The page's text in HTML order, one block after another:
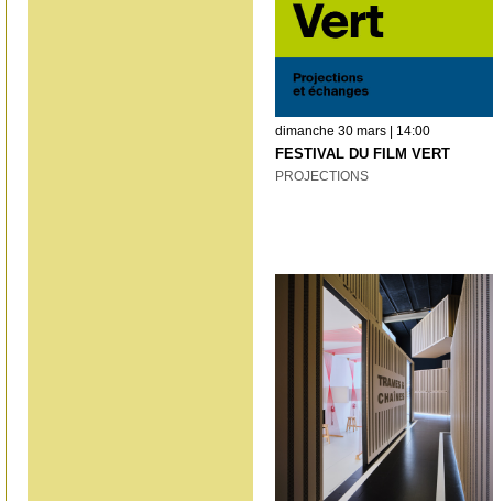
dimanche 30 mars | 14:00
FESTIVAL DU FILM VERT
PROJECTIONS